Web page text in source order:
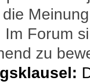
Forum
zu